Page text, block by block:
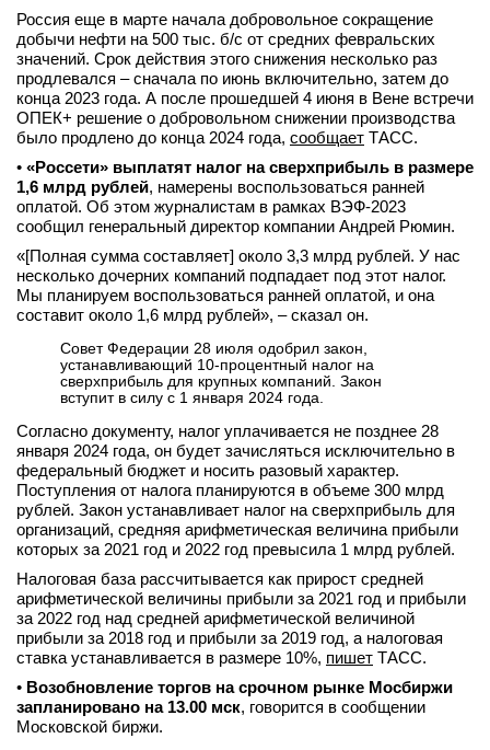
Россия еще в марте начала добровольное сокращение
добычи нефти на 500 тыс. б/с от средних февральских
значений. Срок действия этого снижения несколько раз
продлевался – сначала по июнь включительно, затем до
конца 2023 года. А после прошедшей 4 июня в Вене встречи
ОПЕК+ решение о добровольном снижении производства
было продлено до конца 2024 года, сообщает ТАСС.
• «Россети» выплатят налог на сверхприбыль в размере
1,6 млрд рублей, намерены воспользоваться ранней
оплатой. Об этом журналистам в рамках ВЭФ-2023
сообщил генеральный директор компании Андрей Рюмин.
«[Полная сумма составляет] около 3,3 млрд рублей. У нас
несколько дочерних компаний подпадает под этот налог.
Мы планируем воспользоваться ранней оплатой, и она
составит около 1,6 млрд рублей», – сказал он.
Совет Федерации 28 июля одобрил закон,
устанавливающий 10-процентный налог на
сверхприбыль для крупных компаний. Закон
вступит в силу с 1 января 2024 года.
Согласно документу, налог уплачивается не позднее 28
января 2024 года, он будет зачисляться исключительно в
федеральный бюджет и носить разовый характер.
Поступления от налога планируются в объеме 300 млрд
рублей. Закон устанавливает налог на сверхприбыль для
организаций, средняя арифметическая величина прибыли
которых за 2021 год и 2022 год превысила 1 млрд рублей.
Налоговая база рассчитывается как прирост средней
арифметической величины прибыли за 2021 год и прибыли
за 2022 год над средней арифметической величиной
прибыли за 2018 год и прибыли за 2019 год, а налоговая
ставка устанавливается в размере 10%, пишет ТАСС.
• Возобновление торгов на срочном рынке Мосбиржи
запланировано на 13.00 мск, говорится в сообщении
Московской биржи.